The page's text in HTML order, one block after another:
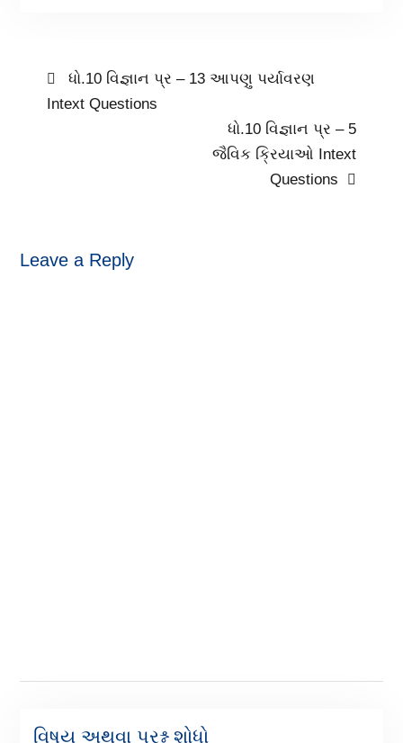
ધો.10 વિજ્ઞાન પ્ર – 13 આપણુ પર્યાવરણ
Intext Questions
ધો.10 વિજ્ઞાન પ્ર – 5
જૈવિક ક્રિયાઓ Intext
Questions
Leave a Reply
વિષય અથવા પ્રશ્ન શોધો